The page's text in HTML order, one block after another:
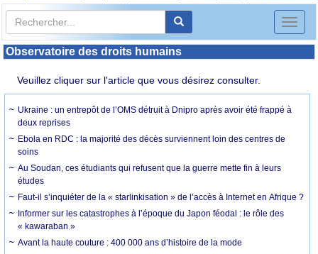
Toggle
Observatoire des droits humains
Veuillez cliquer sur l'article que vous désirez consulter.
Ukraine : un entrepôt de l’OMS détruit à Dnipro après avoir été frappé à
deux reprises
Ebola en RDC : la majorité des décès surviennent loin des centres de
soins
Au Soudan, ces étudiants qui refusent que la guerre mette fin à leurs
études
Faut-il s’inquiéter de la « starlinkisation » de l’accès à Internet en Afrique ?
Informer sur les catastrophes à l’époque du Japon féodal : le rôle des
« kawaraban »
Avant la haute couture : 400 000 ans d’histoire de la mode